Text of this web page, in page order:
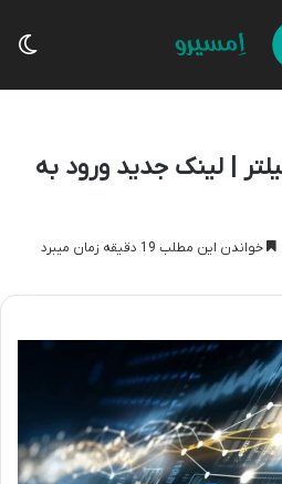
| لینک جدید ورود به
خواندن این مطلب 19 دقیقه زمان میبرد